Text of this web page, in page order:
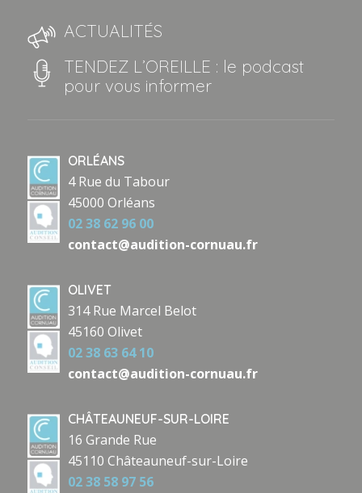
ACTUALITÉS
TENDEZ L’OREILLE : le podcast
pour vous informer
ORLÉANS
4 Rue du Tabour
45000 Orléans
02 38 62 96 00
contact@audition-cornuau.fr
OLIVET
314 Rue Marcel Belot
45160 Olivet
02 38 63 64 10
contact@audition-cornuau.fr
CHÂTEAUNEUF-SUR-LOIRE
16 Grande Rue
45110 Châteauneuf-sur-Loire
02 38 58 97 56